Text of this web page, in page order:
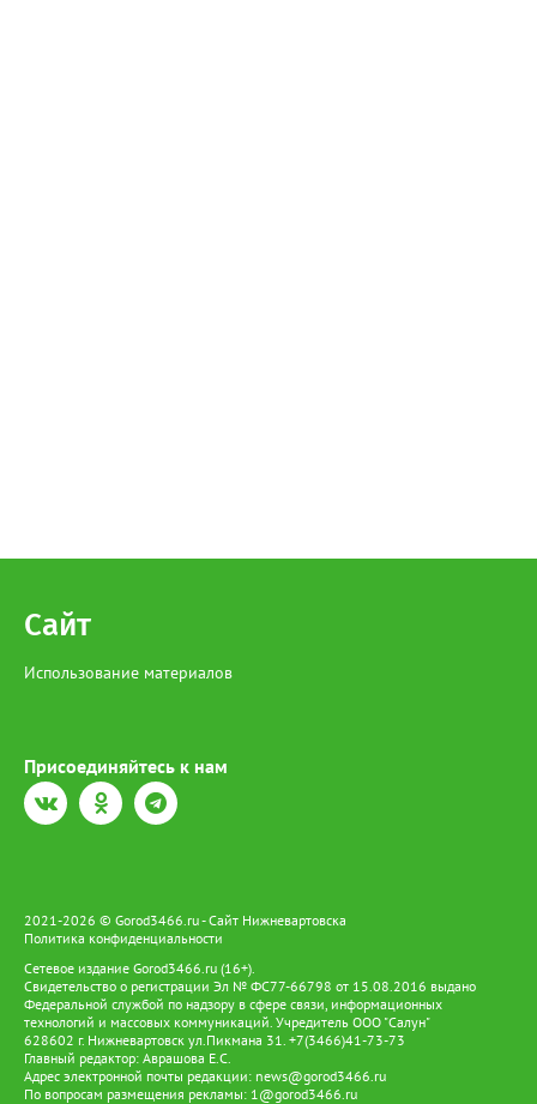
Сайт
Использование материалов
Присоединяйтесь к нам
2021-2026 © Gorod3466.ru - Сайт Нижневартовска
Политика конфиденциальности
Сетевое издание Gorod3466.ru (16+).
Свидетельство о регистрации Эл № ФС77-66798 от 15.08.2016 выдано
Федеральной службой по надзору в сфере связи, информационных
технологий и массовых коммуникаций. Учредитель ООО "Салун"
628602 г. Нижневартовск ул.Пикмана 31. +7(3466)41-73-73
Главный редактор: Аврашова Е.С.
Адрес электронной почты редакции: news@gorod3466.ru
По вопросам размещения рекламы: 1@gorod3466.ru